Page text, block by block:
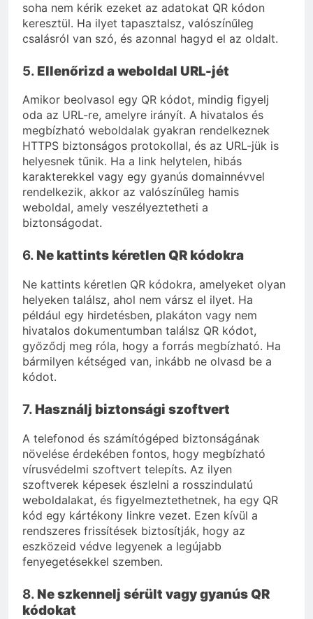
soha nem kérik ezeket az adatokat QR kódon
keresztül. Ha ilyet tapasztalsz, valószínűleg
csalásról van szó, és azonnal hagyd el az oldalt.
5. Ellenőrizd a weboldal URL-jét
Amikor beolvasol egy QR kódot, mindig figyelj
oda az URL-re, amelyre irányít. A hivatalos és
megbízható weboldalak gyakran rendelkeznek
HTTPS biztonságos protokollal, és az URL-jük is
helyesnek tűnik. Ha a link helytelen, hibás
karakterekkel vagy egy gyanús domainnévvel
rendelkezik, akkor az valószínűleg hamis
weboldal, amely veszélyeztetheti a
biztonságodat.
6. Ne kattints kéretlen QR kódokra
Ne kattints kéretlen QR kódokra, amelyeket olyan
helyeken találsz, ahol nem vársz el ilyet. Ha
például egy hirdetésben, plakáton vagy nem
hivatalos dokumentumban találsz QR kódot,
győződj meg róla, hogy a forrás megbízható. Ha
bármilyen kétséged van, inkább ne olvasd be a
kódot.
7. Használj biztonsági szoftvert
A telefonod és számítógéped biztonságának
növelése érdekében fontos, hogy megbízható
vírusvédelmi szoftvert telepíts. Az ilyen
szoftverek képesek észlelni a rosszindulatú
weboldalakat, és figyelmeztethetnek, ha egy QR
kód egy kártékony linkre vezet. Ezen kívül a
rendszeres frissítések biztosítják, hogy az
eszközeid védve legyenek a legújabb
fenyegetésekkel szemben.
8. Ne szkennelj sérült vagy gyanús QR
kódokat